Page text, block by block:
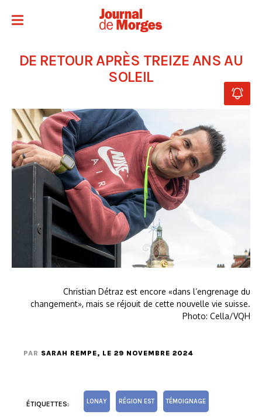
DE RETOUR APRÈS TREIZE ANS AU
SOLEIL
Christian Détraz est encore «dans l’engrenage du
changement», mais se réjouit de cette nouvelle vie suisse.
Photo: Cella/VQH
PAR SARAH REMPE, LE 29 NOVEMBRE 2024
ÉTIQUETTES: LONAY RÉGION EST TÉMOIGNAGE